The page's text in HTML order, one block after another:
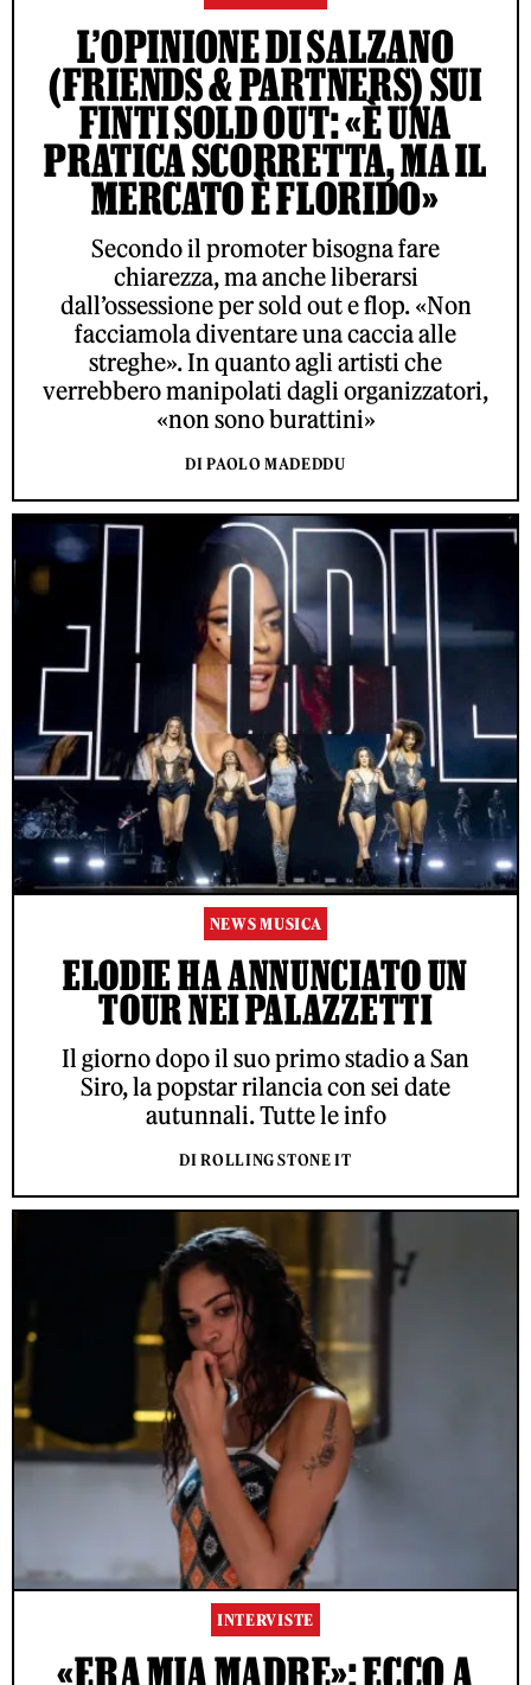
L’OPINIONE DI SALZANO
(FRIENDS & PARTNERS) SUI
FINTI SOLD OUT: «È UNA
PRATICA SCORRETTA, MA IL
MERCATO È FLORIDO»
Secondo il promoter bisogna fare
chiarezza, ma anche liberarsi
dall’ossessione per sold out e flop. «Non
facciamola diventare una caccia alle
streghe». In quanto agli artisti che
verrebbero manipolati dagli organizzatori,
«non sono burattini»
DI PAOLO MADEDDU
NEWS MUSICA
ELODIE HA ANNUNCIATO UN
TOUR NEI PALAZZETTI
Il giorno dopo il suo primo stadio a San
Siro, la popstar rilancia con sei date
autunnali. Tutte le info
DI ROLLING STONE IT
INTERVISTE
«ERA MIA MADRE»: ECCO A